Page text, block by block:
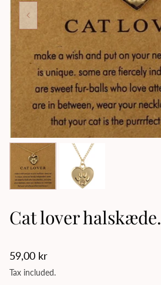
Cat lover halskæde.
Regular
price
59,00 kr
Tax included.